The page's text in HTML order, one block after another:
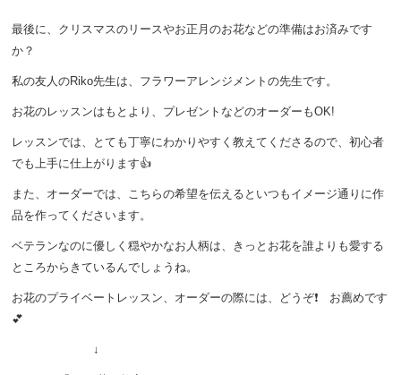
最後に、クリスマスのリースやお正月のお花などの準備はお済みです
か？
私の友人のRiko先生は、フラワーアレンジメントの先生です。
お花のレッスンはもとより、プレゼントなどのオーダーもOK!
レッスンでは、とても丁寧にわかりやすく教えてくださるので、初心者
でも上手に仕上がります👍
また、オーダーでは、こちらの希望を伝えるといつもイメージ通りに作
品を作ってくださいます。
ベテランなのに優しく穏やかなお人柄は、きっとお花を誰よりも愛する
ところからきているんでしょうね。
お花のプライベートレッスン、オーダーの際には、どうぞ❗ お薦めです
💕
↓